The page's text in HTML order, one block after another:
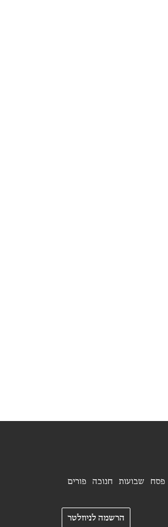
פסח שבועות חנוכה פורים
הרשמה לניוזלטר